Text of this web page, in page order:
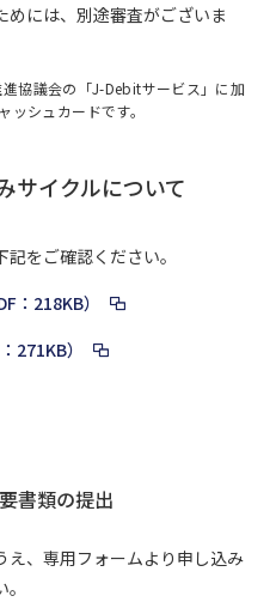
には、別途審査がございま
協議会の「J-Debitサービス」に加
ッシュカードです。
サイクルについて
をご確認ください。
：218KB）
271KB）
書類の提出
え、専用フォームより申し込み